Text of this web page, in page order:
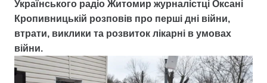
Українського радіо Житомир журналістці Оксані
Кропивницькій розповів про перші дні війни,
втрати, виклики та розвиток лікарні в умовах
війни.